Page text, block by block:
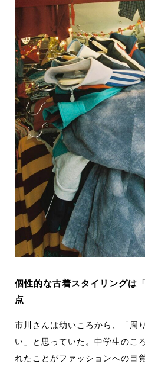
個性的な古着スタイリングは
点
市川さんは幼いころから、「周
い」と思っていた。中学生のこ
れたことがファッションへの目